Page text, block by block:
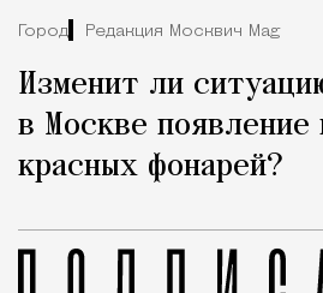
Город Редакция Москвич Mag
Изменит ли
в Москве появление
красных фонарей?